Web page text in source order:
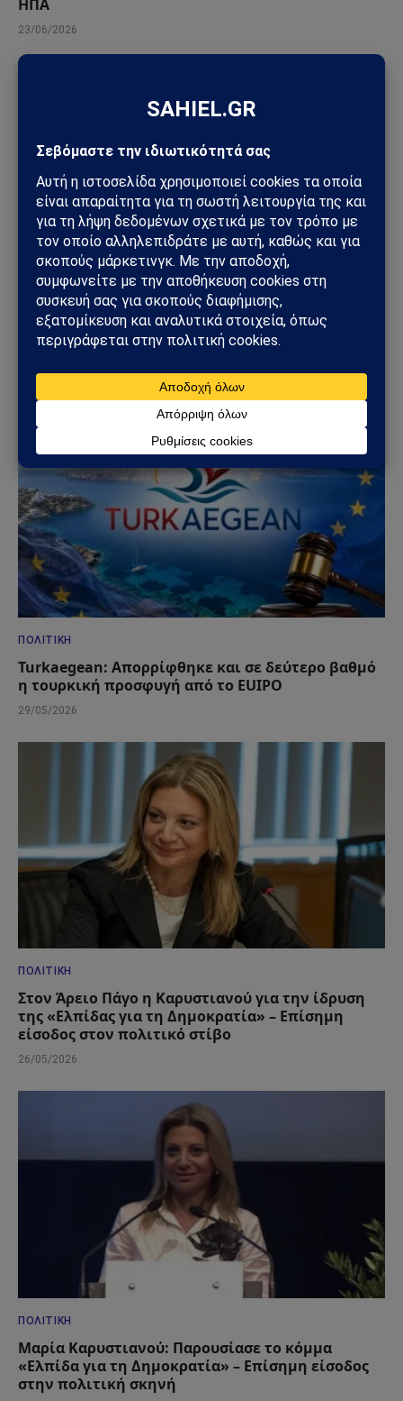
ΗΠΑ
23/06/2026
ΠΟΛΙΤΙΚΉ
Κυριάκος Βελόπουλος: «Βυθίστε τους Τούρκους
στο Αιγαίο» – Η δήλωση που άναψε φωτιές στη
Βουλή
06/06/2026
ΠΟΛΙΤΙΚΉ
Turkaegean: Απορρίφθηκε και σε δεύτερο βαθμό
η τουρκική προσφυγή από το EUIPO
29/05/2026
ΠΟΛΙΤΙΚΉ
Στον Άρειο Πάγο η Καρυστιανού για την ίδρυση
της «Ελπίδας για τη Δημοκρατία» – Επίσημη
είσοδος στον πολιτικό στίβο
26/05/2026
ΠΟΛΙΤΙΚΉ
Μαρία Καρυστιανού: Παρουσίασε το κόμμα
«Ελπίδα για τη Δημοκρατία» – Επίσημη είσοδος
στην πολιτική σκηνή